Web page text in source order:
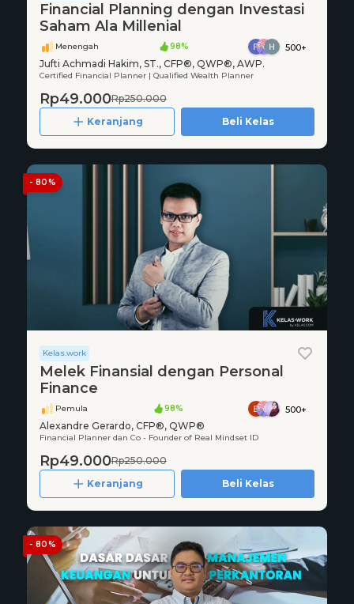
Financial Planning dengan Investasi
Saham Ala Millenial
Menengah 98% 500+
Jufti Achmadi Hakim, ST., CFP®, QWP®, AWP.
Certified Financial Planner | Qualified Wealth Planner
Rp49.000Rp250.000
Keranjang
Beli Kelas
- 80%
Kelas.work
Melek Finansial dengan Personal
Finance
Pemula 98% 500+
Alexandre Gerardo, CFP®, QWP®
Financial Planner dan Co - Founder of Real Mindset ID
Rp49.000Rp250.000
Keranjang
Beli Kelas
- 80%